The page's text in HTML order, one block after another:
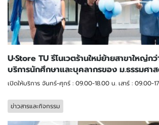
U•Store TU รีโนเวตร้านใหม่ย้ายสาขาใหญ่ก
บริการนักศึกษาและบุคลากรของ ม.ธรรมศา
เปิดให้บริการ จันทร์-ศุกร์ : 09.00-18.00 น. เสาร์ : 09.00-
ข่าวสารและกิจกรรม